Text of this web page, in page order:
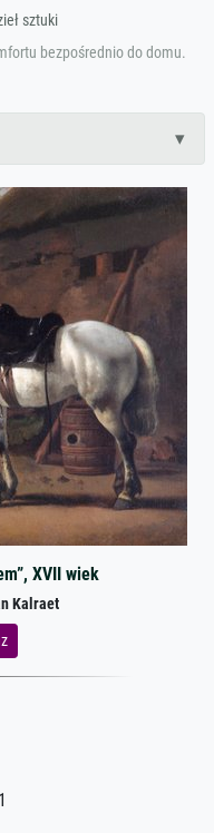
sztuki
bezpośrednio do domu.
XVII wiek
Kalraet